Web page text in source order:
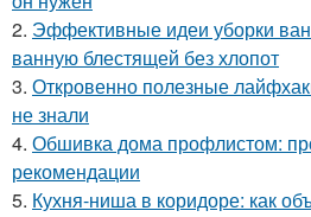
2. Эффективные идеи уборки
ванную блестящей без хлопот
3. Откровенно полезные
не знали
4. Обшивка дома профлистом:
рекомендации
5. Кухня-ниша в коридоре: как